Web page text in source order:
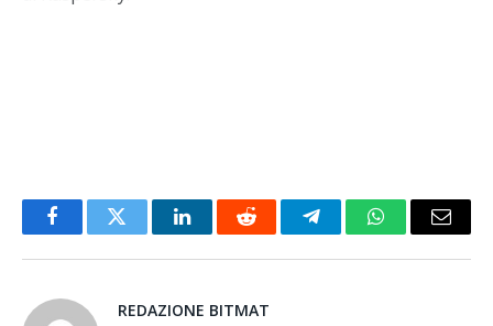
FacebookTwitter LinkedInReddit TelegramWhatsAppEmail
REDAZIONE BITMAT